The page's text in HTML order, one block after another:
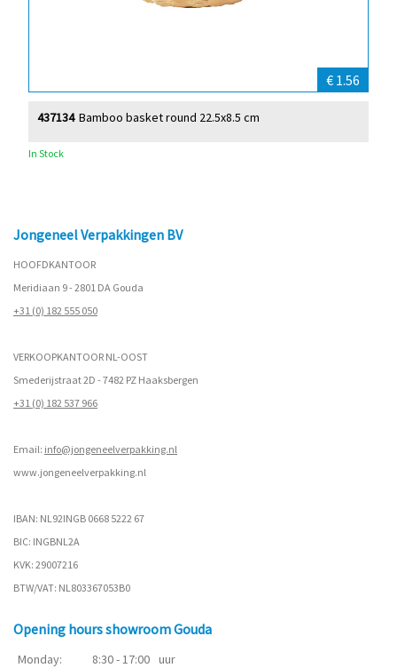
€ 1.56
Bamboo basket round 22.5x8.5 cm
437134
In Stock
Jongeneel Verpakkingen BV
HOOFDKANTOOR
Meridiaan 9 - 2801 DA Gouda
+31 (0) 182 555 050
VERKOOPKANTOOR NL-OOST
Smederijstraat 2D - 7482 PZ Haaksbergen
+31 (0) 182 537 966
Email: info@jongeneelverpakking.nl
www.jongeneelverpakking.nl
IBAN: NL92INGB 0668 5222 67
BIC: INGBNL2A
KVK: 29007216
BTW/VAT: NL803367053B0
Opening hours showroom Gouda
Monday: 8:30 - 17:00 uur